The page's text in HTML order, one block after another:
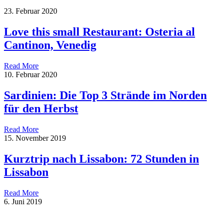
23. Februar 2020
Love this small Restaurant: Osteria al
Cantinon, Venedig
Read More
10. Februar 2020
Sardinien: Die Top 3 Strände im Norden
für den Herbst
Read More
15. November 2019
Kurztrip nach Lissabon: 72 Stunden in
Lissabon
Read More
6. Juni 2019